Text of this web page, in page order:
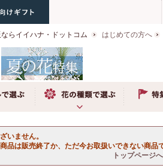
らイイハナ・ドットコム はじめての方へ
いません。
品は販売終了か、ただ今お取扱いできない商品で
トップページ